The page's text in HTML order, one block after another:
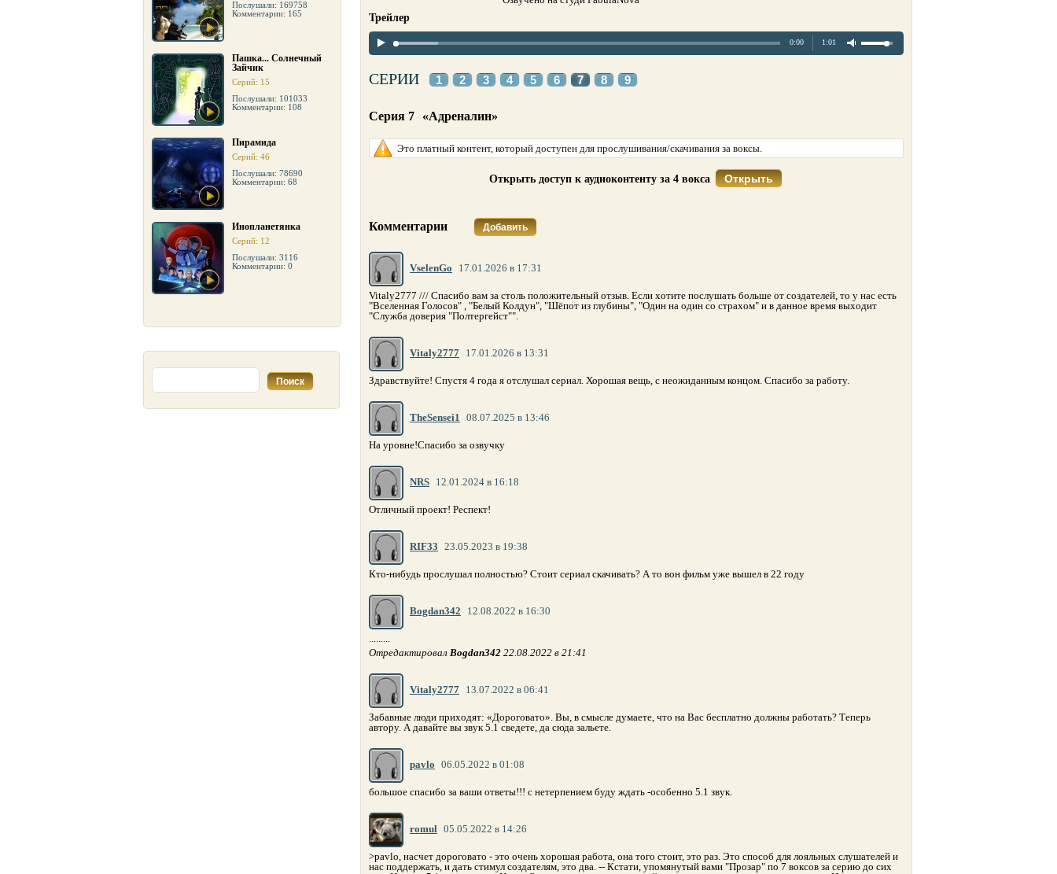
Послушали: 169758
Комментарии: 165
Пашка... Солнечный
Зайчик
Серий: 15
Послушали: 101033
Комментарии: 108
Пирамида
Серий: 46
Послушали: 78690
Комментарии: 68
Инопланетянка
Серий: 12
Послушали: 3116
Комментарии: 0
Трейлер
0:00 1:01
СЕРИИ 1 2 3 4 5 6 7 8 9
Серия 7 «Адреналин»
Это платный контент, который доступен для прослушивания/скачивания за воксы.
Открыть доступ к аудиоконтенту за 4 вокса Открыть
Комментарии Добавить
VselenGo 17.01.2026 в 17:31
Vitaly2777 /// Спасибо вам за столь положительный отзыв. Если хотите послушать больше от создателей, то у нас есть
"Вселенная Голосов" , "Белый Колдун", "Шёпот из глубины", "Один на один со страхом" и в данное время выходит
"Служба доверия "Полтергейст"".
Vitaly2777 17.01.2026 в 13:31
Здравствуйте! Спустя 4 года я отслушал сериал. Хорошая вещь, с неожиданным концом. Спасибо за работу.
TheSensei1 08.07.2025 в 13:46
На уровне!Спасибо за озвучку
NRS 12.01.2024 в 16:18
Отличный проект! Респект!
RIF33 23.05.2023 в 19:38
Кто-нибудь прослушал полностью? Стоит сериал скачивать? А то вон фильм уже вышел в 22 году
Bogdan342 12.08.2022 в 16:30
.........
Отредактировал Bogdan342 22.08.2022 в 21:41
Vitaly2777 13.07.2022 в 06:41
Забавные люди приходят: «Дороговато». Вы, в смысле думаете, что на Вас бесплатно должны работать? Теперь
автору. А давайте вы звук 5.1 сведете, да сюда зальете.
pavlo 06.05.2022 в 01:08
большое спасибо за ваши ответы!!! с нетерпением буду ждать -особенно 5.1 звук.
romul 05.05.2022 в 14:26
>pavlo, насчет дороговато - это очень хорошая работа, она того стоит, это раз. Это способ для лояльных слушателей и
нас поддержать, и дать стимул создателям, это два. -- Кстати, упомянутый вами "Прозар" по 7 воксов за серию до сих